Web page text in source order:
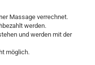
Massage verrechnet.
werden.
und werden mit der
möglich.